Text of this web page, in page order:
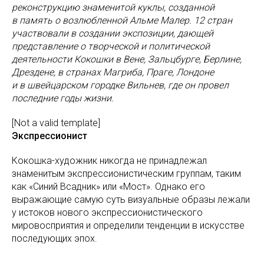
реконструкцию знаменитой куклы, созданной
в память о возлюбленной Альме Малер. 12 стран
участвовали в создании экспозиции, дающей
представление о творческой и политической
деятельности Кокошки в Вене, Зальцбурге, Берлине,
Дрездене, в странах Магриба, Праге, Лондоне
и в швейцарском городке Вильнев, где он провел
последние годы жизни.
[Not a valid template]
Экспрессионист
Кокошка-художник никогда не принадлежал
знаменитым экспрессионистическим группам, таким
как «Синий Всадник» или «Мост». Однако его
выражающие самую суть визуальные образы лежали
у истоков нового экспрессионистического
мировосприятия и определили тенденции в искусстве
последующих эпох.